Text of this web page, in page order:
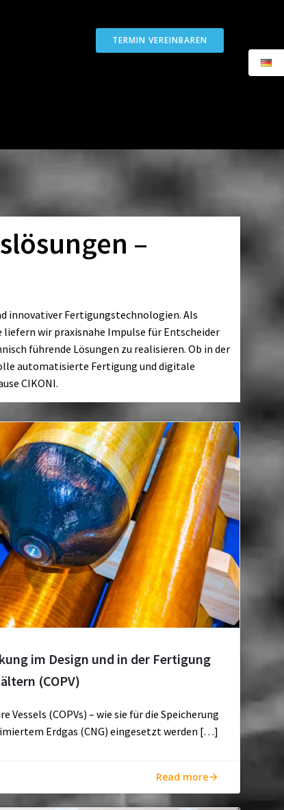
TERMIN VEREINBAREN
–
innovativer Fertigungstechnologien. Als
wir praxisnahe Impulse für Entscheider
führende Lösungen zu realisieren. Ob in der
automatisierte Fertigung und digitale
CIKONI.
im Design und in der Fertigung
(COPV)
Vessels (COPVs) – wie sie für die Speicherung
Erdgas (CNG) eingesetzt werden […]
Read more